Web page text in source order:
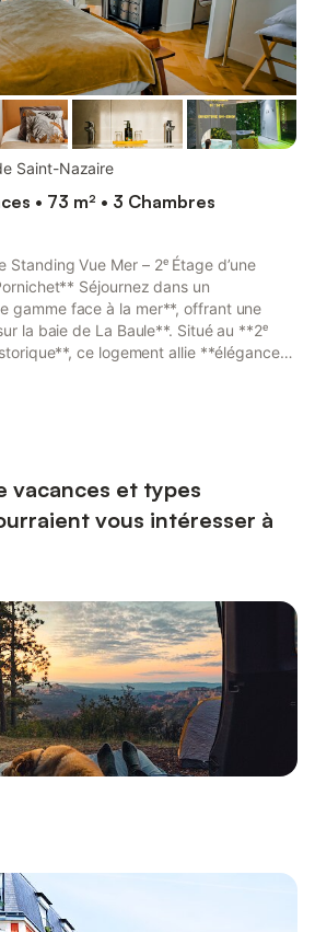
Saint-Nazaire
• 73 m² • 3 Chambres
Vue Mer – 2ᵉ Étage d’une
Séjournez dans un
gamme face à la mer**, offrant une
la baie de La Baule**. Situé au **2ᵉ
ce logement allie **élégance
**2 face mer avec balcon** ✔️
vacances et types
vous intéresser à